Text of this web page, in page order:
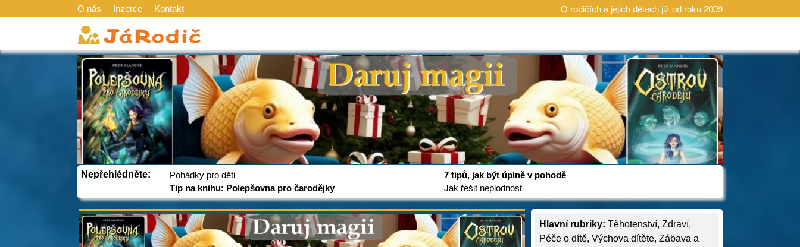
O nás Inzerce Kontakt O rodičích a jejich dětech již od roku 2009
Nepřehlédněte:
Pohádky pro děti
Tip na knihu: Polepšovna pro čarodějky
7 tipů, jak být úplně v pohodě
Jak řešit neplodnost
Hlavní rubriky: Těhotenství, Zdraví,
Péče o dítě, Výchova dítěte, Zábava a